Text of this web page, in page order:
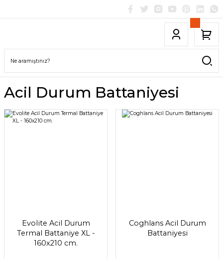
Acil Durum Battaniyesi
Evolite Acil Durum
Termal Battaniye XL -
160x210 cm.
Coghlans Acil Durum
Battaniyesi